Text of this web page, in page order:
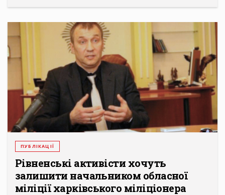
ПУБЛІКАЦІЇ
Рівненські активісти хочуть
залишити начальником обласної
міліції харківського міліціонера